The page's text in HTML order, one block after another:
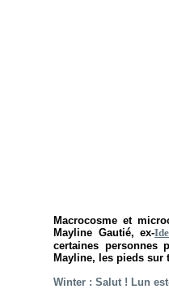
Macrocosme et
Mayline Gautié, ex-
certaines personnes
Mayline, les pieds sur
Winter : Salut ! Lun